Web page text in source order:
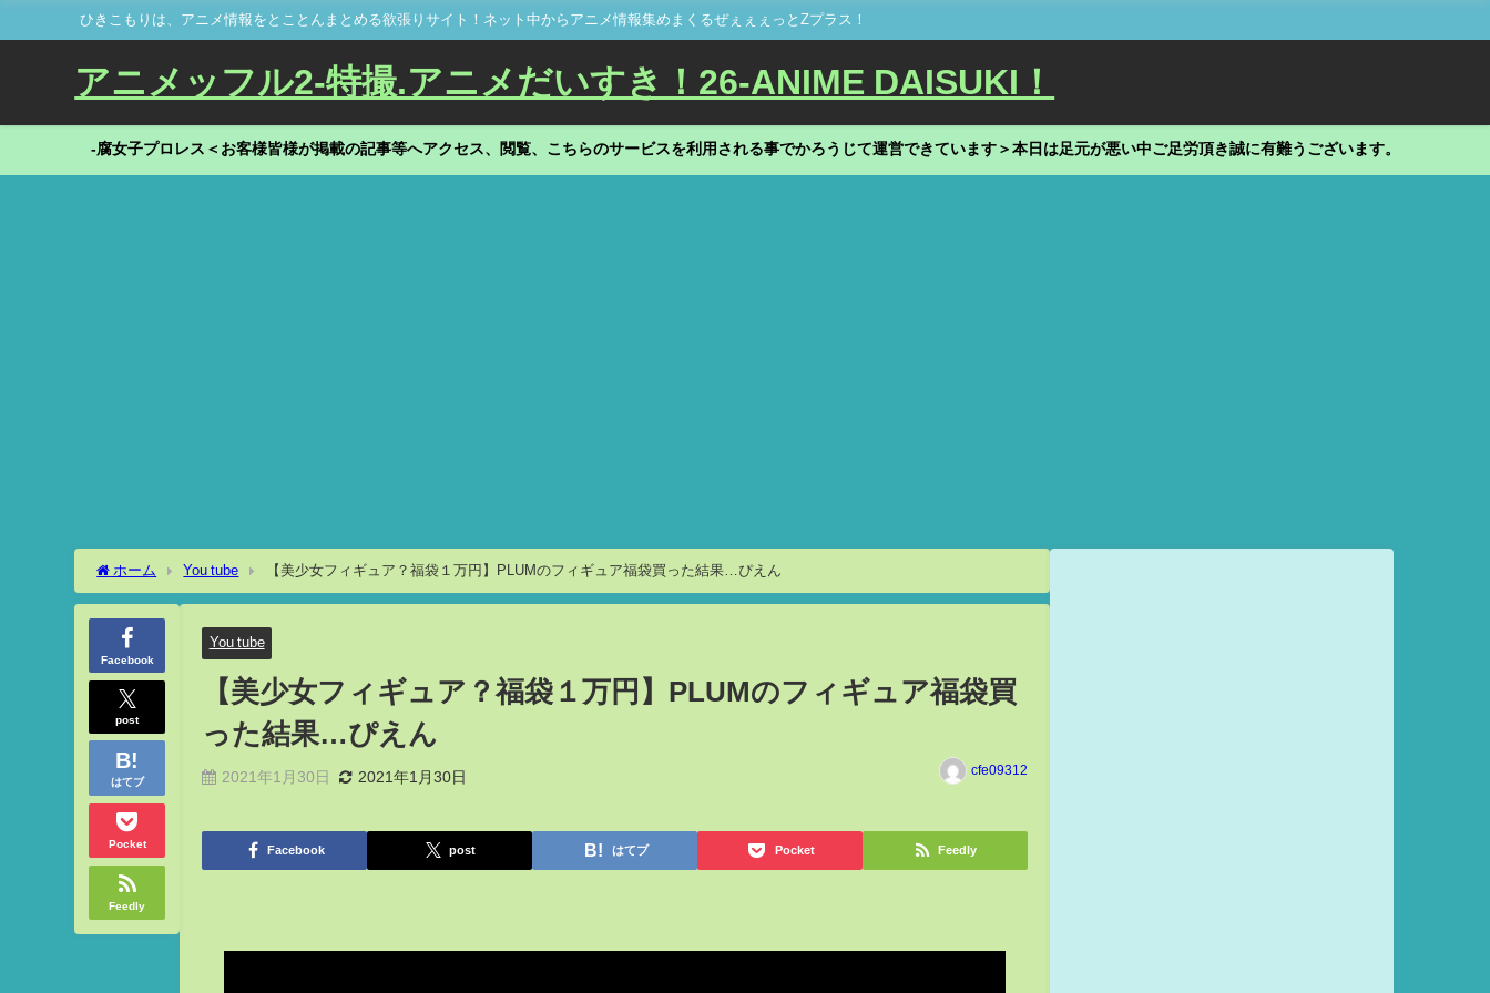
ひきこもりは、アニメ情報をとことんまとめる欲張りサイト！ネット中からアニメ情報集めまくるぜぇぇぇっとZプラス！
アニメッフル2-特撮.アニメだいすき！26-ANIME DAISUKI！
-腐女子プロレス＜お客様皆様が掲載の記事等へアクセス、閲覧、こちらのサービスを利用される事でかろうじて運営できています＞本日は足元が悪い中ご足労頂き誠に有難うございます。
ホーム You tube 【美少女フィギュア？福袋１万円】PLUMのフィギュア福袋買った結果…ぴえん
Facebook
post
はてブ
Pocket
Feedly
You tube
【美少女フィギュア？福袋１万円】PLUMのフィギュア福袋買
った結果…ぴえん
2021年1月30日 2021年1月30日 cfe09312
Facebook post はてブ Pocket Feedly